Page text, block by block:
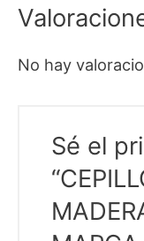
No hay
Sé el